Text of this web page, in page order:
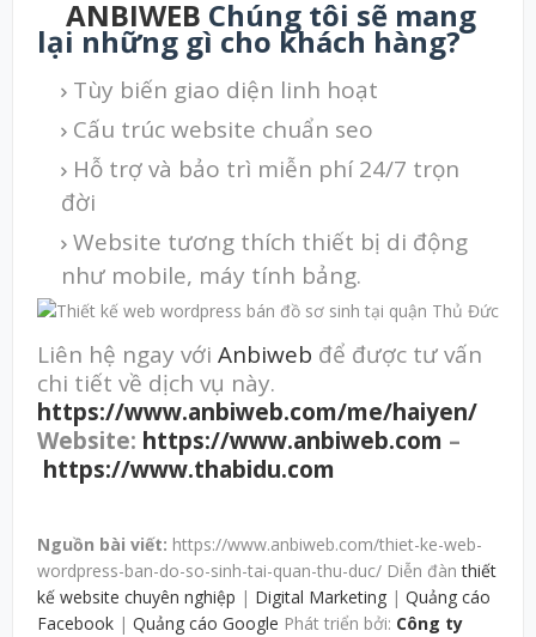
ANBIWEB Chúng tôi sẽ mang
lại những gì cho khách hàng?
Tùy biến giao diện linh hoạt
Cấu trúc website chuẩn seo
Hỗ trợ và bảo trì miễn phí 24/7 trọn
đời
Website tương thích thiết bị di động
như mobile, máy tính bảng.
Liên hệ ngay với Anbiweb để được tư vấn
chi tiết về dịch vụ này.
https://www.anbiweb.com/me/haiyen/
Website: https://www.anbiweb.com –
https://www.thabidu.com
Nguồn bài viết: https://www.anbiweb.com/thiet-ke-web-
wordpress-ban-do-so-sinh-tai-quan-thu-duc/ Diễn đànthiết
kế website chuyên nghiệp | Digital Marketing | Quảng cáo
Facebook | Quảng cáo Google Phát triển bởi: Công ty